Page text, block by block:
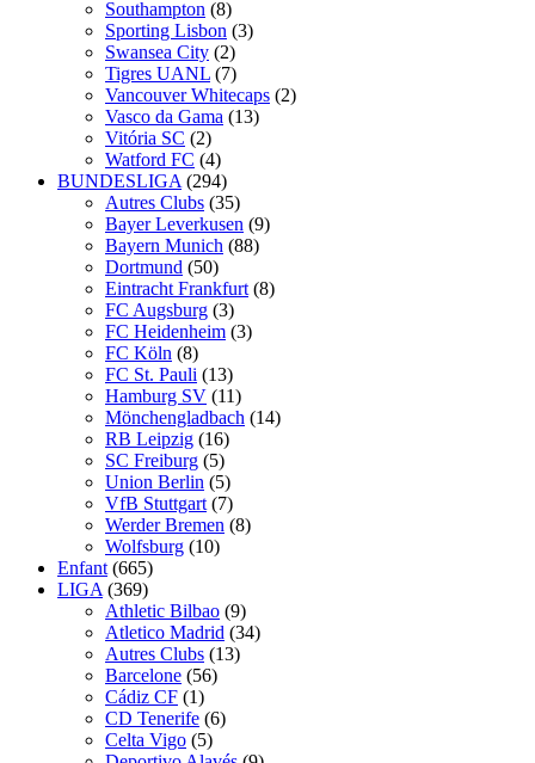
Southampton (8)
Sporting Lisbon (3)
Swansea City (2)
Tigres UANL (7)
Vancouver Whitecaps (2)
Vasco da Gama (13)
Vitória SC (2)
Watford FC (4)
BUNDESLIGA (294)
Autres Clubs (35)
Bayer Leverkusen (9)
Bayern Munich (88)
Dortmund (50)
Eintracht Frankfurt (8)
FC Augsburg (3)
FC Heidenheim (3)
FC Köln (8)
FC St. Pauli (13)
Hamburg SV (11)
Mönchengladbach (14)
RB Leipzig (16)
SC Freiburg (5)
Union Berlin (5)
VfB Stuttgart (7)
Werder Bremen (8)
Wolfsburg (10)
Enfant (665)
LIGA (369)
Athletic Bilbao (9)
Atletico Madrid (34)
Autres Clubs (13)
Barcelone (56)
Cádiz CF (1)
CD Tenerife (6)
Celta Vigo (5)